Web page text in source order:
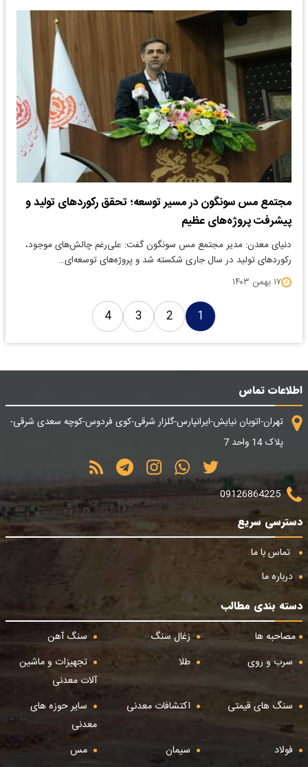
مجتمع مس سونگون در مسیر توسعه؛ تحقق رکوردهای تولید و
پیشرفت پروژه‌های عظیم
دنیای معدن: مدیر مجتمع مس سونگون گفت: علی‌رغم چالش‌های موجود،
رکوردهای تولید در سال جاری شکسته شد و پروژه‌های توسعه‌ای…
۱۷ بهمن ۱۴۰۳
1
2
3
4
اطلاعات تماس
تهران-اتوبان نیایش-ایرانپارس-گلزار شرقی-کوی فردوس-کوچه سعدی شرقی-
پلاک 14 واحد 7
09126864225
دسترسی سریع
تماس با ما
درباره ما
دسته بندی مطالب
مصاحبه ها
زغال سنگ
سنگ آهن
سرب و روی
طلا
تجهیزات و ماشین
آلات معدنی
سنگ های قیمتی
اکتشافات معدنی
سایر حوزه های
معدنی
فولاد
سیمان مس